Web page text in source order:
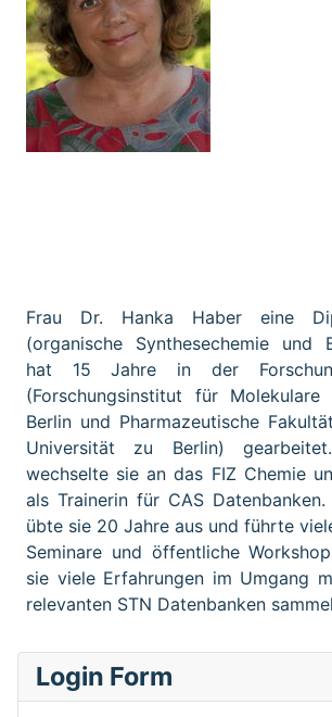
Frau Dr. Hanka Haber eine
(organische Synthesechemie und
hat 15 Jahre in der
(Forschungsinstitut für Molekulare
Berlin und Pharmazeutische
Universität zu Berlin)
wechselte sie an das FIZ Chemie
als Trainerin für CAS
übte sie 20 Jahre aus und führte
Seminare und öffentliche
sie viele Erfahrungen im Umgang
relevanten STN Datenbanken
Login Form